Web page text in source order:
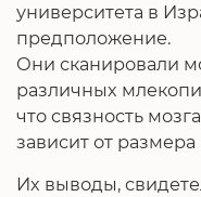
университета в
предположение.
Они сканировали
различных
что связность
зависит от размера
Их выводы,